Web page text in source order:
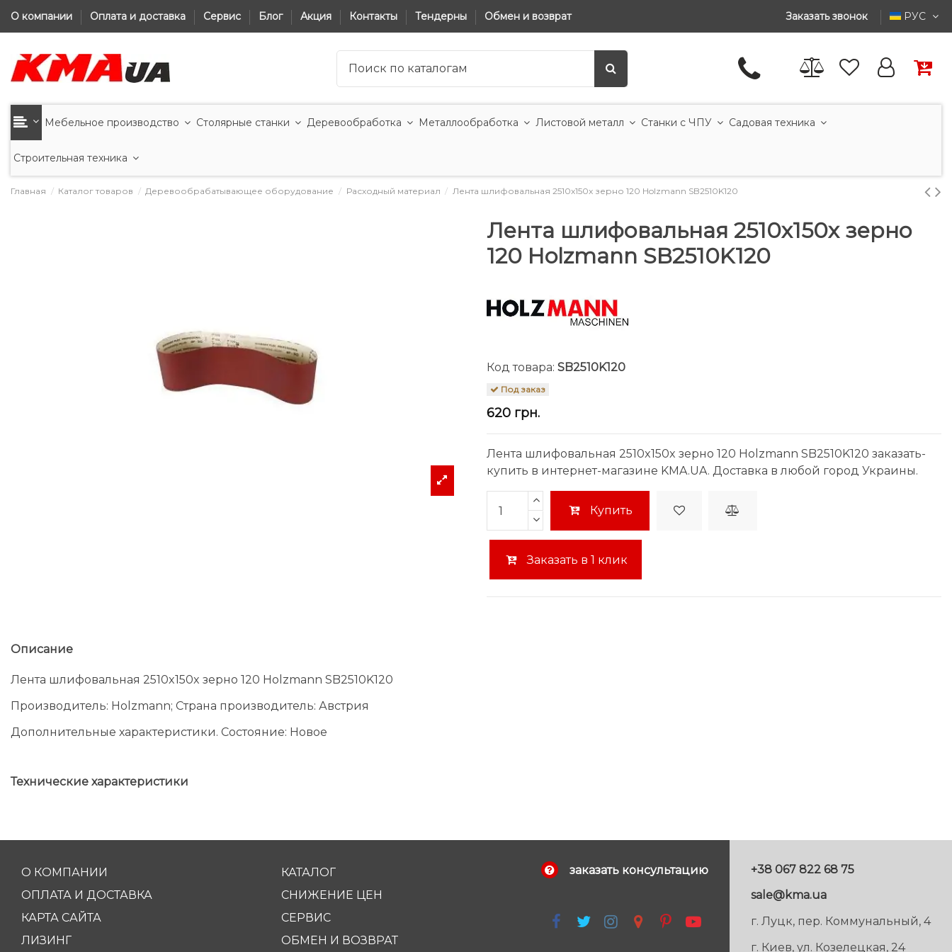
О компании Оплата и доставка Сервис Блог Акция Контакты Тендерны Обмен и возврат Заказать звонок РУС
Мебельное производство Столярные станки Деревообработка Металлообработка Листовой металл Станки с ЧПУ Садовая техника
Строительная техника
Главная Каталог товаров Деревообрабатывающее оборудование Расходный материал Лента шлифовальная 2510x150x зерно 120 Holzmann SB2510K120
Лента шлифовальная 2510x150x зерно
120 Holzmann SB2510K120
Код товара: SB2510K120
Под заказ
620 грн.
Лента шлифовальная 2510x150x зерно 120 Holzmann SB2510K120 заказать-
купить в интернет-магазине KMA.UA. Доставка в любой город Украины.
Купить
Заказать в 1 клик
Описание
Лента шлифовальная 2510x150x зерно 120 Holzmann SB2510K120
Производитель: Holzmann; Страна производитель: Австрия
Дополнительные характеристики. Состояние: Новое
Технические характеристики
О КОМПАНИИ
ОПЛАТА И ДОСТАВКА
КАРТА САЙТА
ЛИЗИНГ
КАТАЛОГ
СНИЖЕНИЕ ЦЕН
СЕРВИС
ОБМЕН И ВОЗВРАТ
заказать консультацию
+38 067 822 68 75
sale@kma.ua
г. Луцк, пер. Коммунальный, 4
г. Киев, ул. Козелецкая, 24